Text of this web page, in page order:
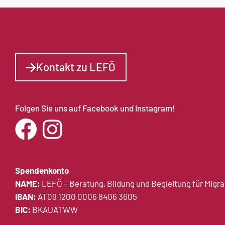
Kontakt zu LEFÖ
Folgen Sie uns auf Facebook und Instagram!
Spendenkonto
NAME: LEFÖ – Beratung, Bildung und Begleitung für
IBAN: AT09 1200 0006 8406 3605
BIC: BKAUATWW